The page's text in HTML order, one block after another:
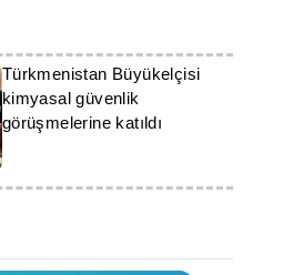
Türkmenistan Büyükelçisi
kimyasal güvenlik
görüşmelerine katıldı